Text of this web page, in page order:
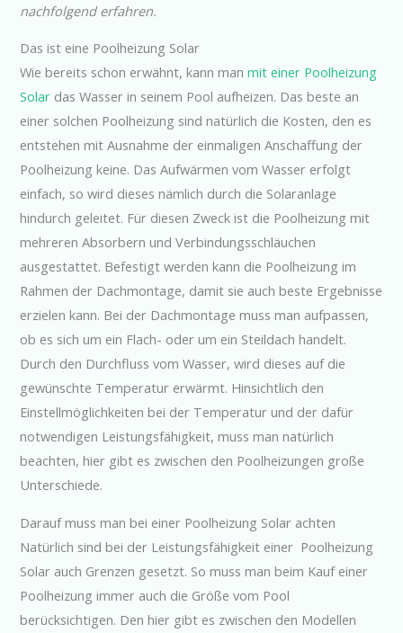
nachfolgend erfahren.
Das ist eine Poolheizung Solar
Wie bereits schon erwähnt, kann manmit einer Poolheizung
Solar das Wasser in seinem Pool aufheizen. Das beste an
einer solchen Poolheizung sind natürlich die Kosten, den es
entstehen mit Ausnahme der einmaligen Anschaffung der
Poolheizung keine. Das Aufwärmen vom Wasser erfolgt
einfach, so wird dieses nämlich durch die Solaranlage
hindurch geleitet. Für diesen Zweck ist die Poolheizung mit
mehreren Absorbern und Verbindungsschläuchen
ausgestattet. Befestigt werden kann die Poolheizung im
Rahmen der Dachmontage, damit sie auch beste Ergebnisse
erzielen kann. Bei der Dachmontage muss man aufpassen,
ob es sich um ein Flach- oder um ein Steildach handelt.
Durch den Durchfluss vom Wasser, wird dieses auf die
gewünschte Temperatur erwärmt. Hinsichtlich den
Einstellmöglichkeiten bei der Temperatur und der dafür
notwendigen Leistungsfähigkeit, muss man natürlich
beachten, hier gibt es zwischen den Poolheizungen große
Unterschiede.
Darauf muss man bei einer Poolheizung Solar achten
Natürlich sind bei der Leistungsfähigkeit einer Poolheizung
Solar auch Grenzen gesetzt. So muss man beim Kauf einer
Poolheizung immer auch die Größe vom Pool
berücksichtigen. Den hier gibt es zwischen den Modellen